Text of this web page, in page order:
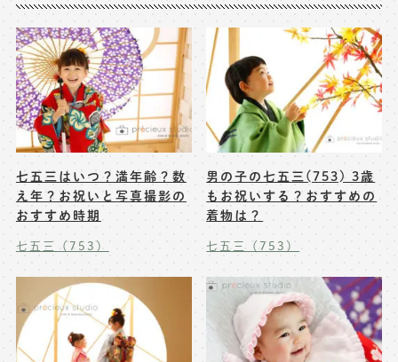
七五三はいつ？満年齢？数
え年？お祝いと写真撮影の
おすすめ時期
七五三（753）
男の子の七五三(753) 3歳
もお祝いする？おすすめの
着物は？
七五三（753）